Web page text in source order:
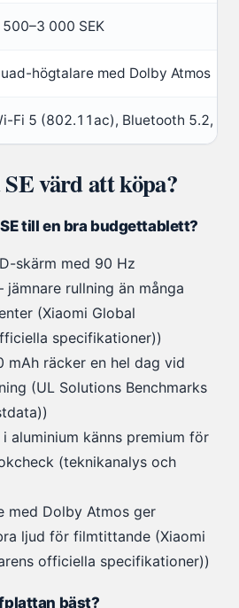
500–3 000 SEK
högtalare med Dolby Atmos
Fi 5 (802.11ac), Bluetooth 5.2,
värd att köpa?
till en bra budgettablett?
skärm med 90 Hz
jämnare rullning än många
(Xiaomi Global
specifikationer))
mAh räcker en hel dag vid
(UL Solutions Benchmarks
aluminium känns premium för
(teknikanalys och
med Dolby Atmos ger
ljud för filmtittande (Xiaomi
officiella specifikationer))
bäst?